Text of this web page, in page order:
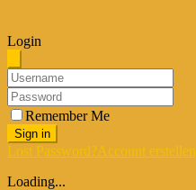
Login
Remember Me
Sign in
Lost Password?Account erstellen
Loading...